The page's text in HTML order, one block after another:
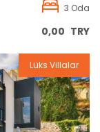
3 Oda
0,00 TRY
Lüks Villalar